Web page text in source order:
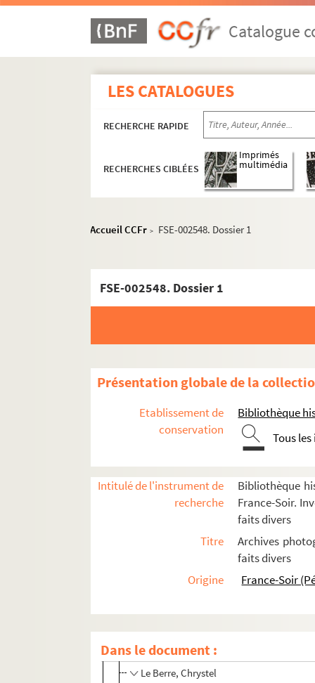
Catalogue
LES CATALOGUES
RECHERCHE RAPIDE
RECHERCHES CIBLÉES
Imprimés
multimédia
Accueil CCFr > FSE-002548. Dossier 1
FSE-002548. Dossier 1
Présentation globale de la
Etablissement de
conservation
Bibliothèque
Tous
Intitulé de l'instrument de
recherche
Bibliothèque
France-Soir.
faits divers
Titre
Archives
faits divers
Origine
France-Soir
Dans le document :
Criminels et victimes
C
H
J
K
FSE-002541. Labbé, Denise
FSC-001245. Laborde, Guillaume
Lacaze, Juliette
FSC-001246. Ladrier, Eddy
FSE-002543. Laget, René
FSC-001247. Laine, Gabriel
Lastennet, Claude
FSE-002547. Launay, Bernadette
Le Berre, Chrystel